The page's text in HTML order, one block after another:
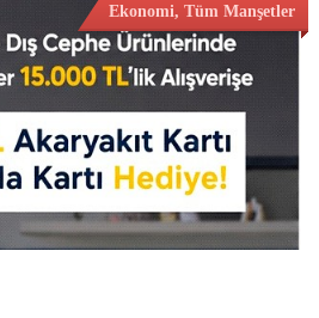
Ekonomi, Tüm Manşetler